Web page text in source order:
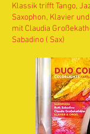
Klassik trifft Tango,
Saxophon, Klavier
mit Claudia
Sabadino ( Sax)